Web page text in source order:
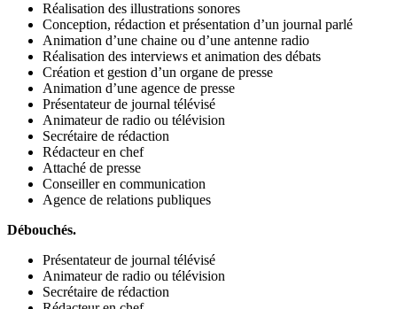
Réalisation des illustrations sonores
Conception, rédaction et présentation d’un journal parlé
Animation d’une chaine ou d’une antenne radio
Réalisation des interviews et animation des débats
Création et gestion d’un organe de presse
Animation d’une agence de presse
Présentateur de journal télévisé
Animateur de radio ou télévision
Secrétaire de rédaction
Rédacteur en chef
Attaché de presse
Conseiller en communication
Agence de relations publiques
Débouchés.
Présentateur de journal télévisé
Animateur de radio ou télévision
Secrétaire de rédaction